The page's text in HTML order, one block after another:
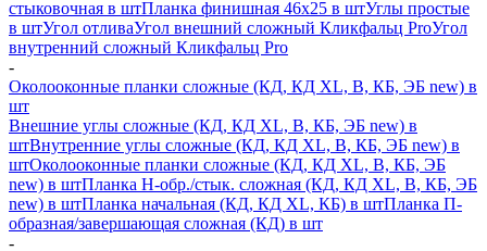
стыковочная в штПланка финишная 46х25 в штУглы простые
в штУгол отливаУгол внешний сложный Кликфальц ProУгол
внутренний сложный Кликфальц Pro
-
Околооконные планки сложные (КД, КД XL, В, КБ, ЭБ new) в
шт
Внешние углы сложные (КД, КД XL, В, КБ, ЭБ new) в
штВнутренние углы сложные (КД, КД XL, В, КБ, ЭБ new) в
штОколооконные планки сложные (КД, КД XL, В, КБ, ЭБ
new) в штПланка H-обр./стык. сложная (КД, КД XL, В, КБ, ЭБ
new) в штПланка начальная (КД, КД XL, КБ) в штПланка П-
образная/завершающая сложная (КД) в шт
-